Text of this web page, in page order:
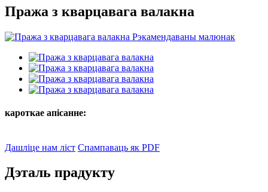
Пража з кварцавага валакна
кароткае апісанне:
Дашліце нам ліст Спампаваць як PDF
Дэталь прадукту